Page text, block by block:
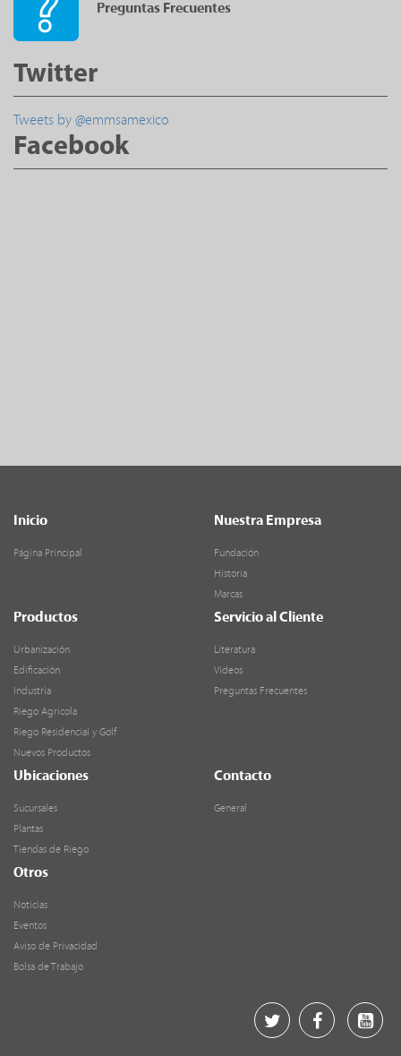
Preguntas Frecuentes
Twitter
Tweets by @emmsamexico
Facebook
Inicio
Página Principal
Nuestra Empresa
Fundación
Historia
Marcas
Productos
Urbanización
Edificación
Industria
Riego Agricola
Riego Residencial y Golf
Nuevos Productos
Servicio al Cliente
Literatura
Videos
Preguntas Frecuentes
Ubicaciones
Sucursales
Plantas
Tiendas de Riego
Contacto
General
Otros
Noticias
Eventos
Aviso de Privacidad
Bolsa de Trabajo